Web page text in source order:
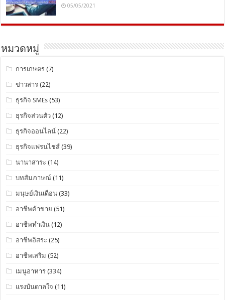
05/05/2021
หมวดหมู่
การเกษตร (7)
ข่าวสาร (22)
ธุรกิจ SMEs (53)
ธุรกิจส่วนตัว (12)
ธุรกิจออนไลน์ (22)
ธุรกิจแฟรนไชส์ (39)
นานาสาระ (14)
บทสัมภาษณ์ (11)
มนุษย์เงินเดือน (33)
อาชีพค้าขาย (51)
อาชีพทำเงิน (12)
อาชีพอิสระ (25)
อาชีพเสริม (52)
เมนูอาหาร (334)
แรงบันดาลใจ (11)